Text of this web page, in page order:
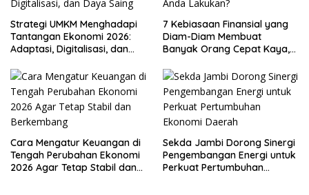
Strategi UMKM Menghadapi
Tantangan Ekonomi 2026:
Adaptasi, Digitalisasi, dan
7 Kebiasaan Finansial yang
Diam-Diam Membuat
Banyak Orang Cepat Kaya,
Cara Mengatur Keuangan di
Tengah Perubahan Ekonomi
2026 Agar Tetap Stabil dan
Sekda Jambi Dorong Sinergi
Pengembangan Energi untuk
Perkuat Pertumbuhan